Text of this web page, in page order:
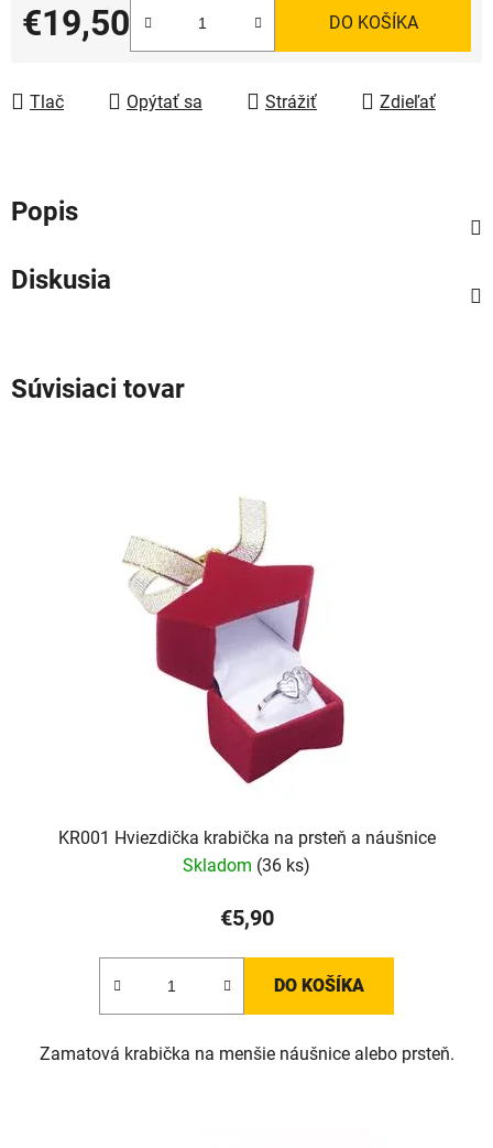
€19,50
Jednotková cena:
DO KOŠÍKA
Tlač Opýtať sa Strážiť Zdieľať
Popis
Diskusia
Súvisiaci tovar
KR001 Hviezdička krabička na prsteň a náušnice
Skladom (36 ks)
€5,90
DO KOŠÍKA
Zamatová krabička na menšie náušnice alebo prsteň.